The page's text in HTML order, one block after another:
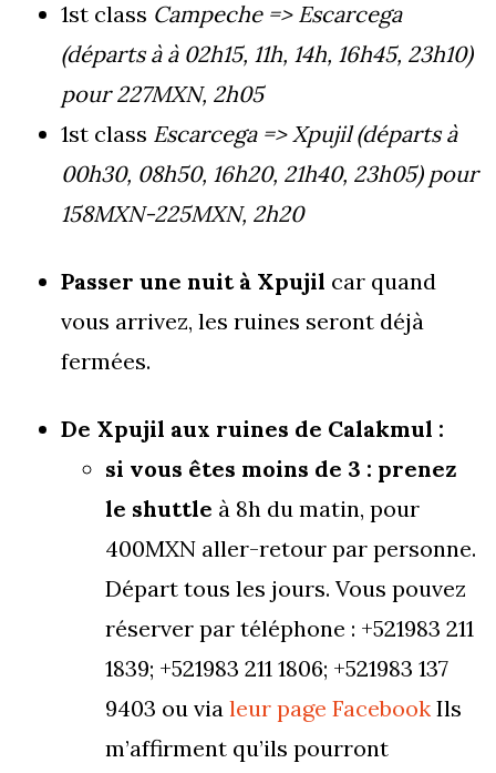
1st class Campeche => Escarcega
(départs à à 02h15, 11h, 14h, 16h45, 23h10)
pour 227MXN, 2h05
1st class Escarcega => Xpujil (départs à
00h30, 08h50, 16h20, 21h40, 23h05) pour
158MXN-225MXN, 2h20
Passer une nuit à Xpujil car quand
vous arrivez, les ruines seront déjà
fermées.
De Xpujil aux ruines de Calakmul :
si vous êtes moins de 3 : prenez
le shuttle à 8h du matin, pour
400MXN aller-retour par personne.
Départ tous les jours. Vous pouvez
réserver par téléphone : +521983 211
1839; +521983 211 1806; +521983 137
9403 ou via leur page Facebook Ils
m’affirment qu’ils pourront